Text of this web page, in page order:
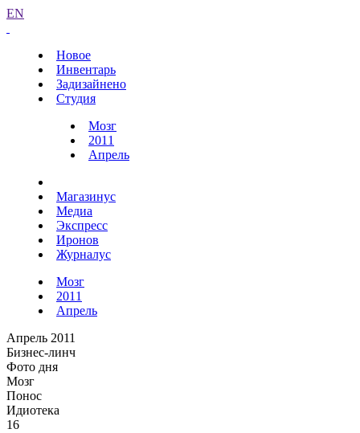
EN
Новое
Инвентарь
Задизайнено
Студия
Мозг
2011
Апрель
Магазинус
Медиа
Экспресс
Иронов
Журналус
Мозг
2011
Апрель
Апрель 2011
Бизнес-линч
Фото дня
Мозг
Понос
Идиотека
16